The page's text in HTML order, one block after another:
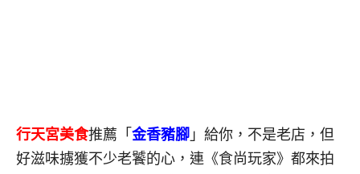
行天宮美食推薦「 金香豬腳 」給你，不是老店，但
好滋味擄獲不少老饕的心，連《食尚玩家》都來拍